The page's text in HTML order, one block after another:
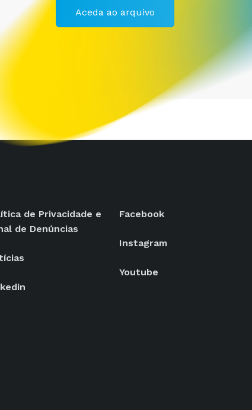
Aceda ao arquivo
de Privacidade e
de Denúncias
Facebook
Instagram
Youtube